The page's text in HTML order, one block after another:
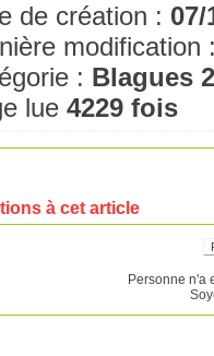
de création : 07/
: Blagues 2
lue 4229 fois
à cet article
Personne n'a